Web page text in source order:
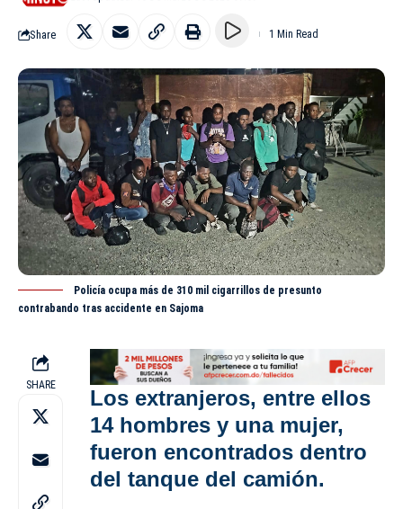
Share 1 Min Read
Policía ocupa más de 310 mil cigarrillos de presunto
contrabando tras accidente en Sajoma
SHARE
Los extranjeros, entre ellos
14 hombres y una mujer,
fueron encontrados dentro
del tanque del camión.